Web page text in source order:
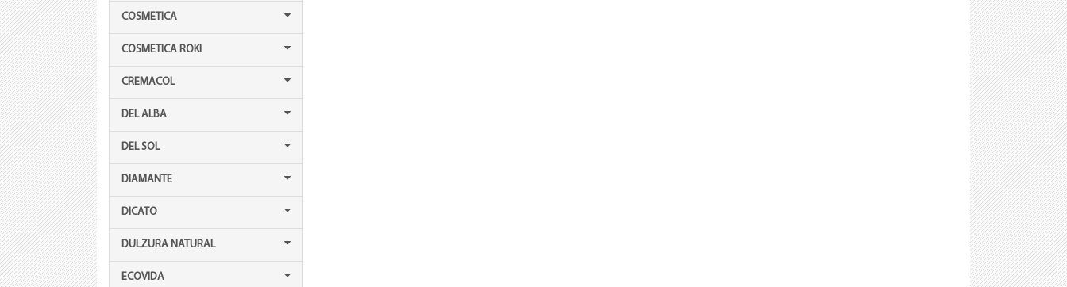
COSMETICA
COSMETICA ROKI
CREMACOL
DEL ALBA
DEL SOL
DIAMANTE
DICATO
DULZURA NATURAL
ECOVIDA